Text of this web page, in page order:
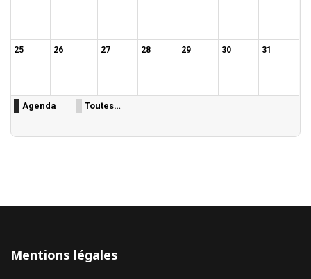
25 26 27 28 29 30 31
Agenda Toutes…
Mentions légales